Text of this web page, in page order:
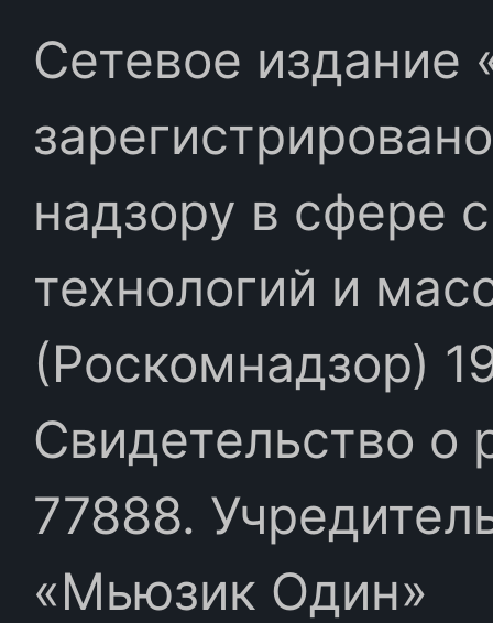
Сетевое издание
надзору в сфере
технологий и
(Роскомнадзор)
Свидетельство
77888.
«Мьюзик Один»